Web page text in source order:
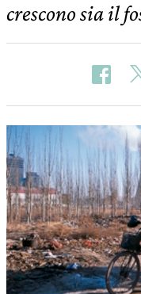
crescono sia il